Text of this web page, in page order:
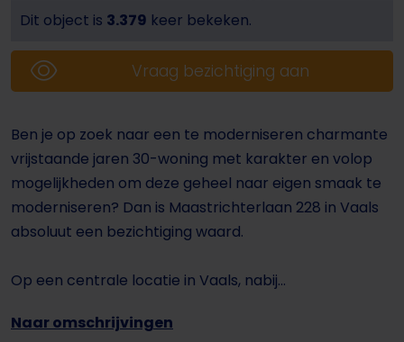
Ben je op zoek naar een te moderniseren charmante
vrijstaande jaren 30-woning met karakter en volop
mogelijkheden om deze geheel naar eigen smaak te
moderniseren? Dan is Maastrichterlaan 228 in Vaals
absoluut een bezichtiging waard.
Op een centrale locatie in Vaals, nabij...
Naar omschrijvingen
Dit object is 3.379 keer bekeken.
Vraag bezichtiging aan